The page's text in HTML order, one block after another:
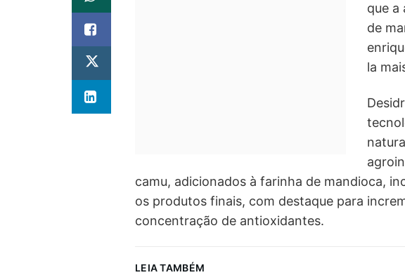
que a
de
la
camu, adicionados à farinha de mandioca,
os produtos finais, com destaque para
concentração de antioxidantes.
LEIA TAMBÉM